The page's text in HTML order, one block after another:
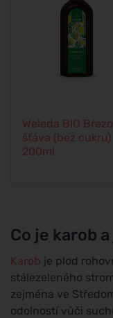
Weleda BIO
šťáva (bez cukru)
200ml
Co je karob
Karob je plod
stálezeleného
zejména ve
odolností vůči